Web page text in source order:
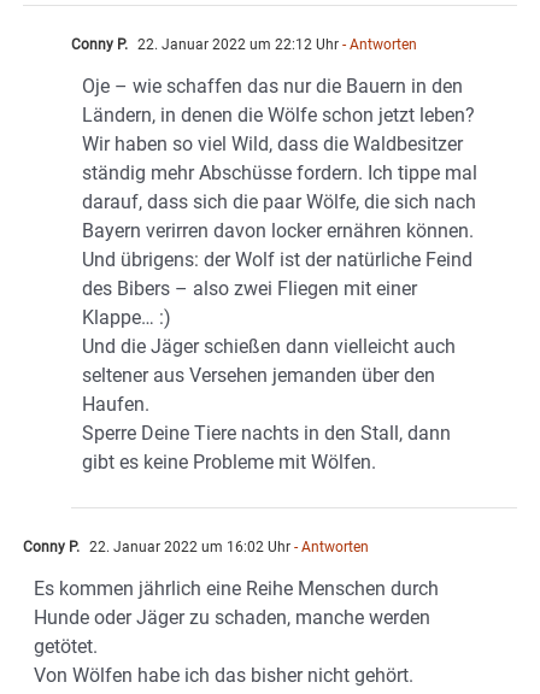
Conny P. 22. Januar 2022 um 22:12 Uhr - Antworten
Oje – wie schaffen das nur die Bauern in den
Ländern, in denen die Wölfe schon jetzt leben?
Wir haben so viel Wild, dass die Waldbesitzer
ständig mehr Abschüsse fordern. Ich tippe mal
darauf, dass sich die paar Wölfe, die sich nach
Bayern verirren davon locker ernähren können.
Und übrigens: der Wolf ist der natürliche Feind
des Bibers – also zwei Fliegen mit einer
Klappe… :)
Und die Jäger schießen dann vielleicht auch
seltener aus Versehen jemanden über den
Haufen.
Sperre Deine Tiere nachts in den Stall, dann
gibt es keine Probleme mit Wölfen.
Conny P. 22. Januar 2022 um 16:02 Uhr - Antworten
Es kommen jährlich eine Reihe Menschen durch
Hunde oder Jäger zu schaden, manche werden
getötet.
Von Wölfen habe ich das bisher nicht gehört.